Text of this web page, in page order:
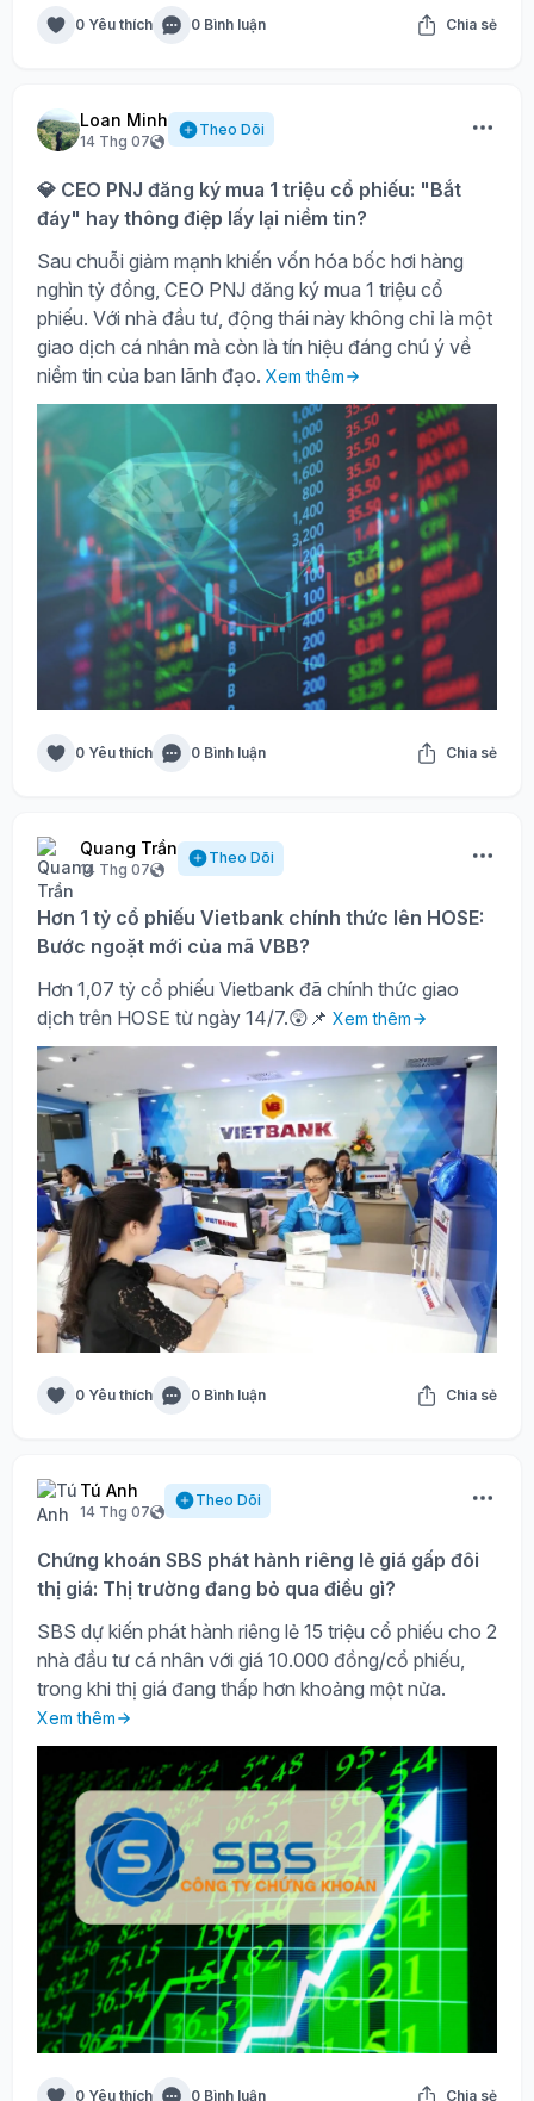
0 Yêu thích 0 Bình luận Chia sẻ
Loan Minh
14 Thg 07
Theo Dõi
💎 CEO PNJ đăng ký mua 1 triệu cổ phiếu: "Bắt
đáy" hay thông điệp lấy lại niềm tin?
Sau chuỗi giảm mạnh khiến vốn hóa bốc hơi hàng
nghìn tỷ đồng, CEO PNJ đăng ký mua 1 triệu cổ
phiếu. Với nhà đầu tư, động thái này không chỉ là một
giao dịch cá nhân mà còn là tín hiệu đáng chú ý về
niềm tin của ban lãnh đạo. Xem thêm
0 Yêu thích 0 Bình luận Chia sẻ
Quang Trần
14 Thg 07
Theo Dõi
Hơn 1 tỷ cổ phiếu Vietbank chính thức lên HOSE:
Bước ngoặt mới của mã VBB?
Hơn 1,07 tỷ cổ phiếu Vietbank đã chính thức giao
dịch trên HOSE từ ngày 14/7.😲📌 Xem thêm
0 Yêu thích 0 Bình luận Chia sẻ
Tú Anh
14 Thg 07
Theo Dõi
Chứng khoán SBS phát hành riêng lẻ giá gấp đôi
thị giá: Thị trường đang bỏ qua điều gì?
SBS dự kiến phát hành riêng lẻ 15 triệu cổ phiếu cho 2
nhà đầu tư cá nhân với giá 10.000 đồng/cổ phiếu,
trong khi thị giá đang thấp hơn khoảng một nửa.
Xem thêm
0 Yêu thích 0 Bình luận Chia sẻ